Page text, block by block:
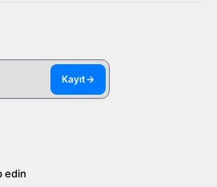
Kayıt→
edin